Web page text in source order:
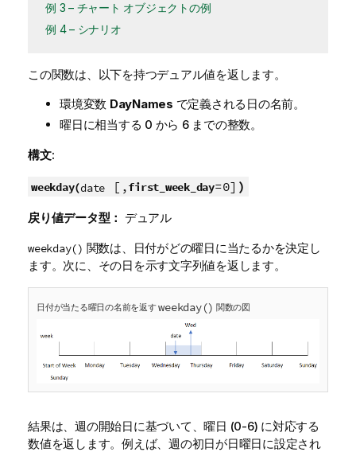
例 3 – チャート オブジェクトの例
例 4 – シナリオ
この関数は、以下を持つデュアル値を返します。
環境変数 DayNames で定義される日の名前。
曜日に相当する 0 から 6 までの整数。
構文:
weekday(date [,first_week_day=0] )
戻り値データ型： デュアル
weekday() 関数は、日付がどの曜日に当たるかを決定し
ます。次に、その日を示す文字列値を返します。
日付が当たる曜日の名前を返すweekday() 関数の図
結果は、週の開始日に基づいて、曜日 (0-6) に対応する
数値を返します。例えば、週の初日が日曜日に設定され